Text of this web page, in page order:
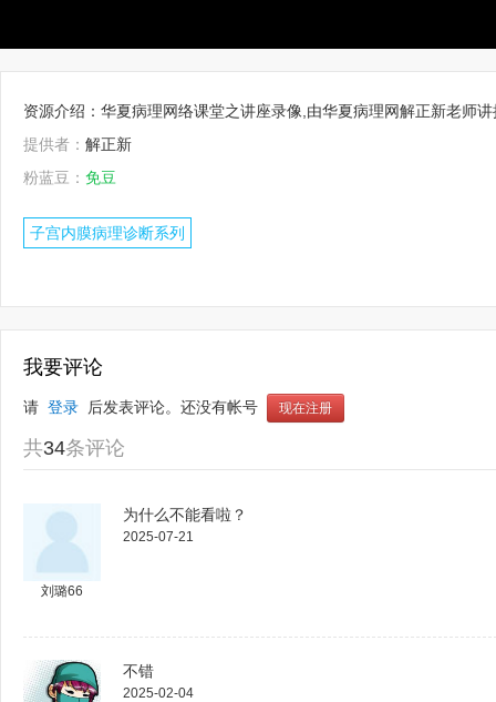
资源介绍：华夏病理网络课堂之讲座录像,由华夏病理网解正新老师
提供者： 解正新
粉蓝豆： 免豆
子宫内膜病理诊断系列
我要评论
请 登录 后发表评论。还没有帐号 现在注册
共34条评论
刘璐66
为什么不能看啦？
2025-07-21
不错
2025-02-04